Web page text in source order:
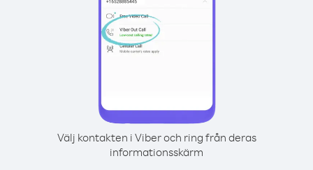
Välj kontakten i Viber och ring från deras
informationsskärm